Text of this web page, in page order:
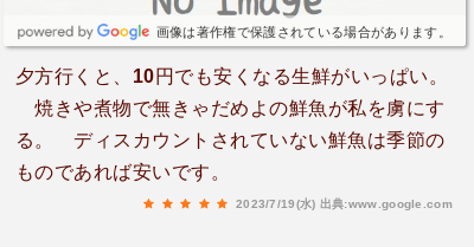
画像は著作権で保護されている場合があります。
夕方行くと、10円でも安くなる生鮮がいっぱい。
焼きや煮物で無きゃだめよの鮮魚が私を虜にす
る。 ディスカウントされていない鮮魚は季節の
ものであれば安いです。
2023/7/19(水) 出典:www.google.com